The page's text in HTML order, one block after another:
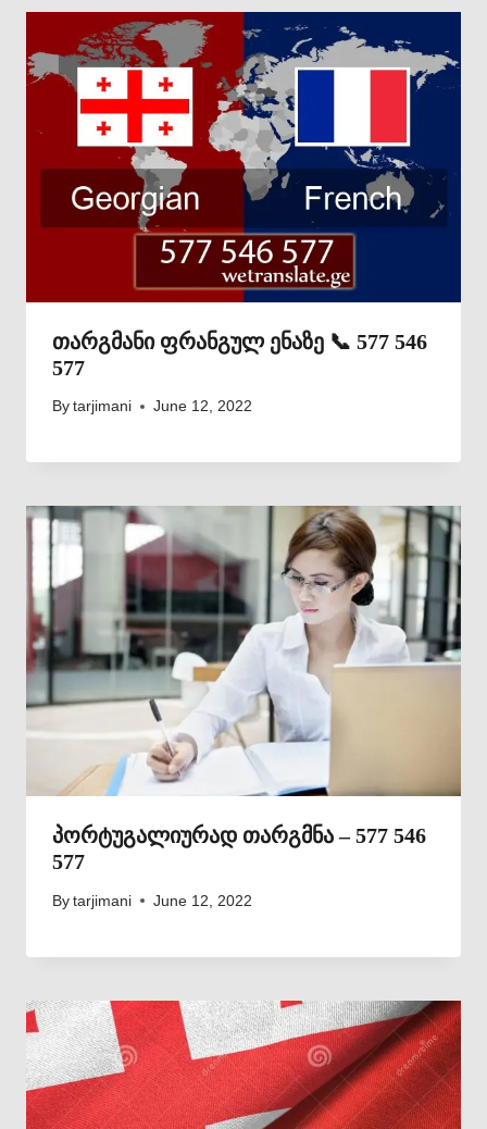
თარგმანი ფრანგულ ენაზე 📞 577 546
577
By tarjimani June 12, 2022
პორტუგალიურად თარგმნა – 577 546
577
By tarjimani June 12, 2022